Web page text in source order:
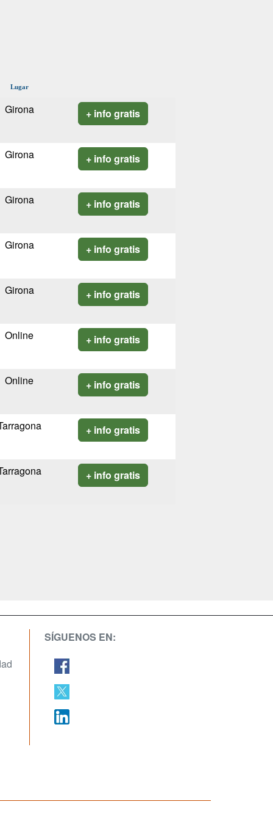
Lugar
Girona + info gratis
Girona + info gratis
Girona + info gratis
Girona + info gratis
Girona + info gratis
Online + info gratis
Online + info gratis
+ info gratis
+ info gratis
SÍGUENOS EN: